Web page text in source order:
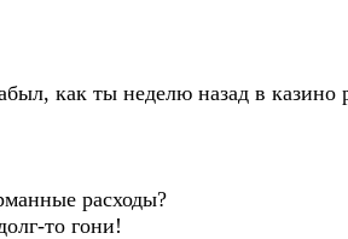
как ты неделю назад в казино
расходы?
то гони!